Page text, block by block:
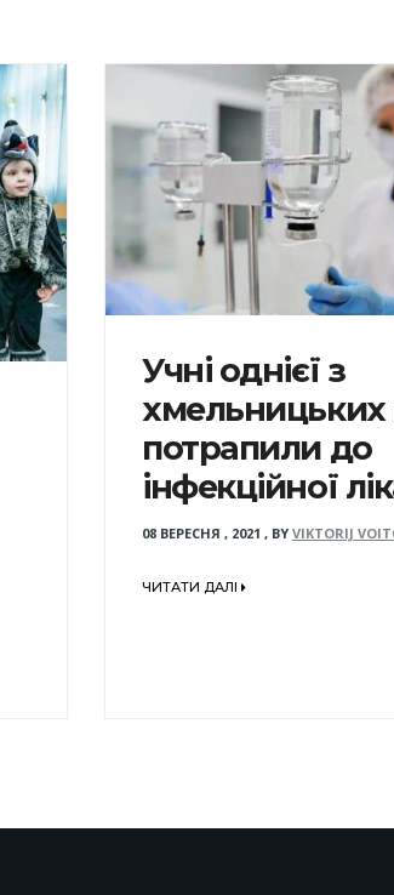
Учні однієї з
хмельницьких
потрапили до
інфекційної
08 ВЕРЕСНЯ , 2021 , BY VIKTORIJ
ЧИТАТИ ДАЛІ